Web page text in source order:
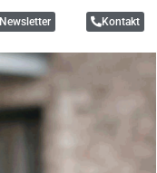
Newsletter Kontakt